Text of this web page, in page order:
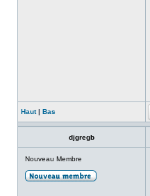
Haut| Bas
djgregb
Nouveau Membre